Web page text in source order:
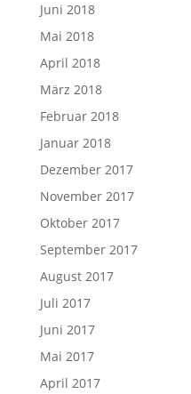
Juni 2018
Mai 2018
April 2018
März 2018
Februar 2018
Januar 2018
Dezember 2017
November 2017
Oktober 2017
September 2017
August 2017
Juli 2017
Juni 2017
Mai 2017
April 2017